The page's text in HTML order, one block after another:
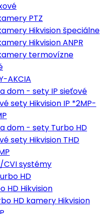
PTZ
Hikvision špeciálne
Hikvision ANPR
termovízne
AKCIA
dom - sety IP sieťové
sety Hikvision IP *2MP-
dom - sety Turbo HD
sety Hikvision THD
CVI systémy
HD
HD Hikvision
HD kamery Hikvision